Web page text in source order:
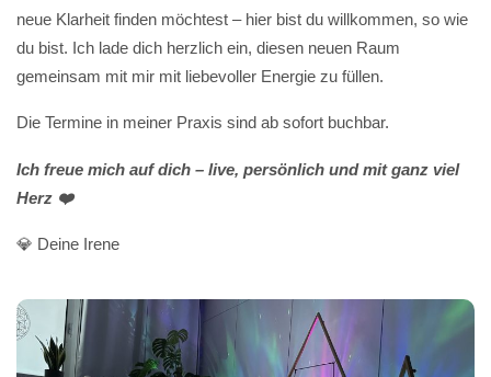
neue Klarheit finden möchtest – hier bist du willkommen, so wie
du bist. Ich lade dich herzlich ein, diesen neuen Raum
gemeinsam mit mir mit liebevoller Energie zu füllen.
Die Termine in meiner Praxis sind ab sofort buchbar.
Ich freue mich auf dich – live, persönlich und mit ganz viel
Herz ❤️
💎 Deine Irene